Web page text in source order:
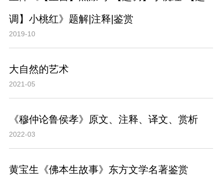
调】小桃红》题解|注释|鉴赏
2019-10
大自然的艺术
2021-05
《穆仲论鲁侯孝》原文、注释、译文、赏析
2022-03
黄宝生《佛本生故事》东方文学名著鉴赏